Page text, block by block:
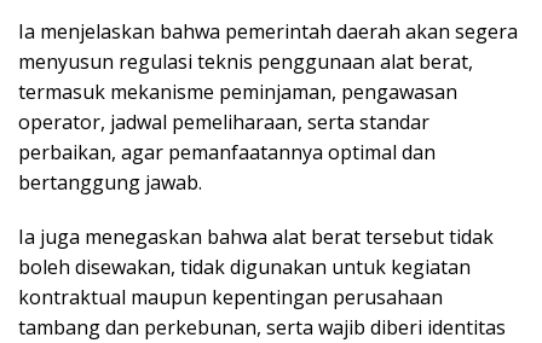
Ia menjelaskan bahwa pemerintah daerah akan segera
menyusun regulasi teknis penggunaan alat berat,
termasuk mekanisme peminjaman, pengawasan
operator, jadwal pemeliharaan, serta standar
perbaikan, agar pemanfaatannya optimal dan
bertanggung jawab.
Ia juga menegaskan bahwa alat berat tersebut tidak
boleh disewakan, tidak digunakan untuk kegiatan
kontraktual maupun kepentingan perusahaan
tambang dan perkebunan, serta wajib diberi identitas